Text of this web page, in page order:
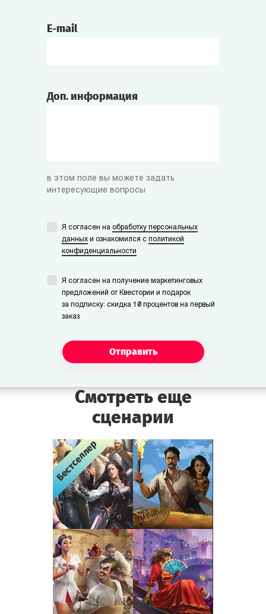
и отравителей.
сокровища, ром и чёрный юмор.
Соратник Чёрной Руки. Мрачный и
нелюдимый, зато очень преданный
Пещерные люди. Немногословны, но
Сотрудники и посетители
Сотрудник музея. По ночам следит за
зелёный чай пополам с валерьянкой.
Помощник смотрителя
Сотрудник музея. Новичок, поступил на
работу неделю назад. Смышлёный и
энергичный.
Профессор
Сотрудник музея. Дотошный, любит свою
работу. Может провести экспертизу
E-mail
Доп. информация
в этом поле вы можете задать
интересующие вопросы
Я согласен на обработку персональных
данных и ознакомился с политикой
конфиденциальности
Я согласен на получение маркетинговых
предложений от Квестории и подарок
за подписку: скидка 10 процентов на первый
заказ
Отправить
Смотреть еще
сценарии
Бестселлер
Бестселлер
Бестселлер